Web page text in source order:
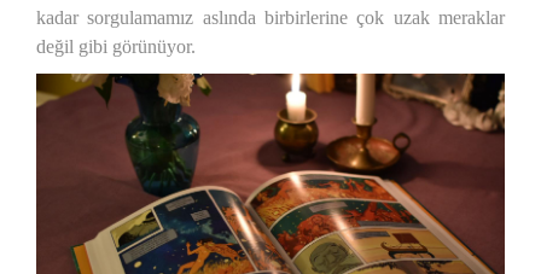
kadar sorgulamamız aslında birbirlerine çok uzak meraklar
değil gibi görünüyor.